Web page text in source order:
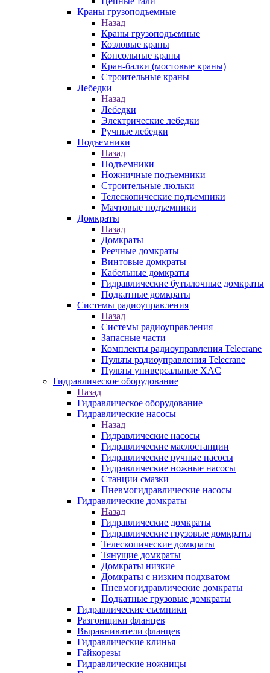
Краны грузоподъемные
Назад
Краны грузоподъемные
Козловые краны
Консольные краны
Кран-балки (мостовые краны)
Строительные краны
Лебедки
Назад
Лебедки
Электрические лебедки
Ручные лебедки
Подъемники
Назад
Подъемники
Ножничные подъемники
Строительные люльки
Телескопические подъемники
Мачтовые подъемники
Домкраты
Назад
Домкраты
Реечные домкраты
Винтовые домкраты
Кабельные домкраты
Гидравлические бутылочные домкраты
Подкатные домкраты
Системы радиоуправления
Назад
Системы радиоуправления
Запасные части
Комплекты радиоуправления Telecrane
Пульты радиоуправления Telecrane
Пульты универсальные XAC
Гидравлическое оборудование
Назад
Гидравлическое оборудование
Гидравлические насосы
Назад
Гидравлические насосы
Гидравлические маслостанции
Гидравлические ручные насосы
Гидравлические ножные насосы
Станции смазки
Пневмогидравлические насосы
Гидравлические домкраты
Назад
Гидравлические домкраты
Гидравлические грузовые домкраты
Телескопические домкраты
Тянущие домкраты
Домкраты низкие
Домкраты с низким подхватом
Пневмогидравлические домкраты
Подкатные грузовые домкраты
Гидравлические съемники
Разгонщики фланцев
Выравниватели фланцев
Гидравлические клинья
Гайкорезы
Гидравлические ножницы